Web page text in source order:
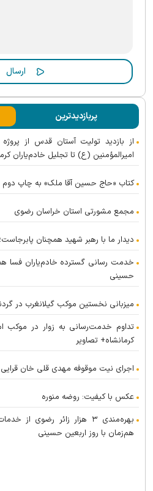
پربازدیدترین
از بازدید تولیت آستان قدس از
امیرالمؤمنین (ع) تا تجلیل خادم‌یاران
کتاب «حاج حسین آقا ملک» به چاپ دوم
مجمع مشورتی استان خراسان رضوی
دیدار ما با رهبر شهید همچنان
خدمت رسانی گسترده خادم‌یاران فسا
حسینی
میزبانی نخستین موکب گیلانغرب در
تداوم خدمت‌رسانی به زوار در موکب
کرمانشاه+ تصاویر
اجرای نیت موقوفه مهدی قلی خان
عکس با کیفیت: روضه منوره
بهره‌مندی ۳ هزار زائر رضوی
هم‌زمان با روز اربعین حسینی